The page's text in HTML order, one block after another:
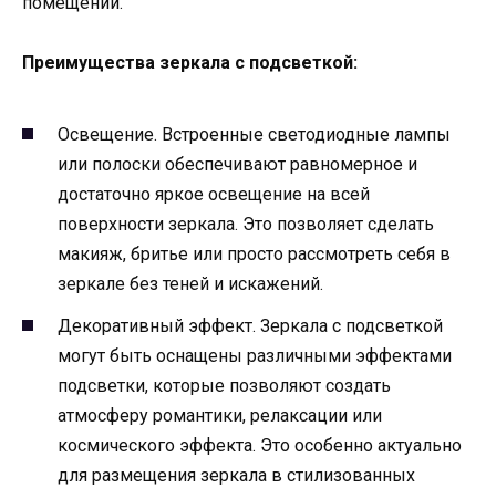
Преимущества зеркала с подсветкой:
Освещение. Встроенные светодиодные лампы
или полоски обеспечивают равномерное и
достаточно яркое освещение на всей
поверхности зеркала. Это позволяет сделать
макияж, бритье или просто рассмотреть себя в
зеркале без теней и искажений.
Декоративный эффект. Зеркала с подсветкой
могут быть оснащены различными эффектами
подсветки, которые позволяют создать
атмосферу романтики, релаксации или
космического эффекта. Это особенно актуально
для размещения зеркала в стилизованных